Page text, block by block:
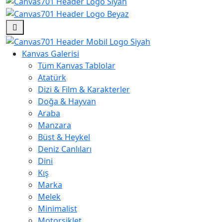
Kanvas Galerisi
Tüm Kanvas Tablolar
Atatürk
Dizi & Film & Karakterler
Doğa & Hayvan
Araba
Manzara
Büst & Heykel
Deniz Canlıları
Dini
Kış
Marka
Melek
Minimalist